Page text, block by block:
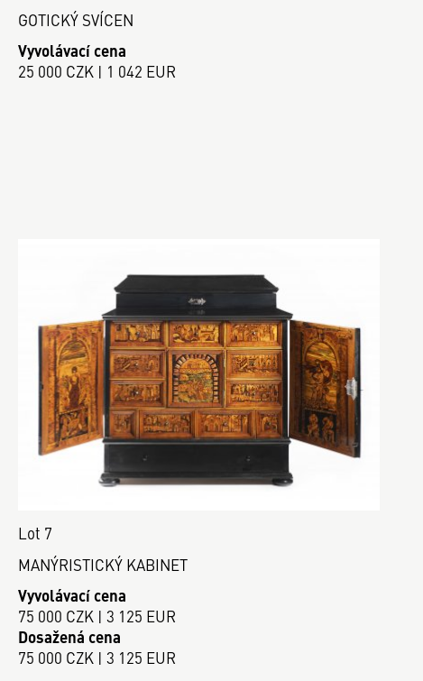
GOTICKÝ SVÍCEN
Vyvolávací cena
25 000 CZK | 1 042 EUR
Lot 7
MANÝRISTICKÝ KABINET
Vyvolávací cena
75 000 CZK | 3 125 EUR
Dosažená cena
75 000 CZK | 3 125 EUR